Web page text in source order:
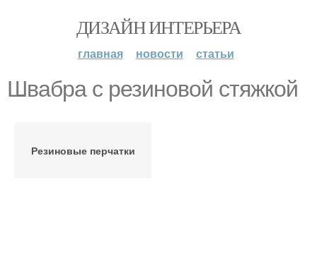
ДИЗАЙН ИНТЕРЬЕРА
главная новости статьи
Швабра с резиновой стяжкой
Резиновые перчатки